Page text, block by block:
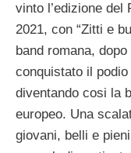
vinto l’edizione del
2021, con “Zitti e
band romana,
conquistato il
diventando cosi la
europeo. Una
giovani, belli e